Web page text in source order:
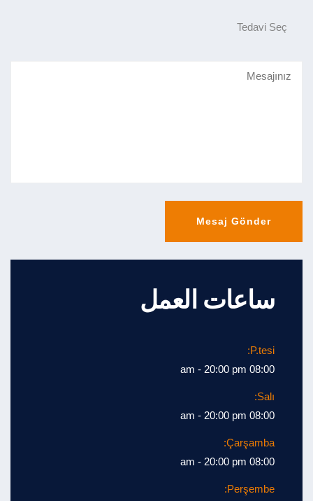
ساعات العمل
P.tesi:
08:00 am - 20:00 pm
Salı:
08:00 am - 20:00 pm
Çarşamba:
08:00 am - 20:00 pm
Perşembe: